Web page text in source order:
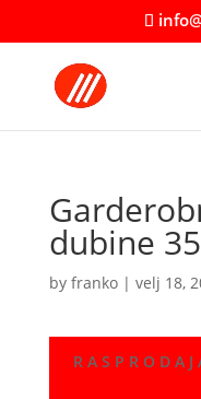
dubine
by franko| velj 18,
R A S P R O D A J